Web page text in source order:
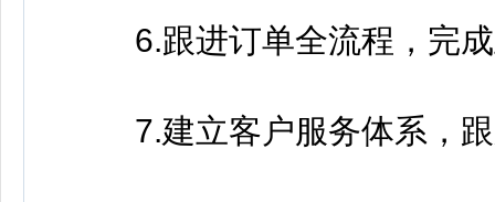
6.跟进订单全流程，完成
7.建立客户服务体系，跟